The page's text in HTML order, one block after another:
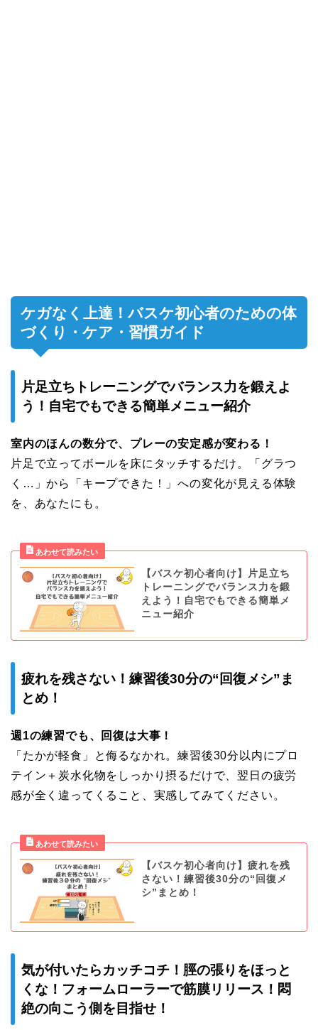
ケガなく上達！バスケ初心者のための体
づくり・ケア・習慣ガイド
片足立ちトレーニングでバランス力を鍛えよ
う！自宅でもできる簡単メニュー紹介
室内のほんの数分で、プレーの安定感が変わる！
片足で立ってボールを床にタッチするだけ。「グラつ
く…」から「キープできた！」への変化が見える体験
を、あなたにも。
【バスケ初心者向け】片足立ち
トレーニングでバランス力を鍛
えよう！自宅でもできる簡単メ
ニュー紹介
疲れを残さない！練習後30分の“回復メシ”ま
とめ！
週1の練習でも、回復は大事！
「たかが軽食」と侮るなかれ。練習後30分以内にプロ
テイン＋炭水化物をしっかり摂るだけで、翌日の疲労
感が全く違ってくること、実感してみてください。
【バスケ初心者向け】疲れを残
さない！練習後30分の“回復メ
シ”まとめ！
気が付いたらカッチコチ！脛の張りをほっと
くな！フォームローラーで筋膜リリース！悶
絶の向こう側を目指せ！